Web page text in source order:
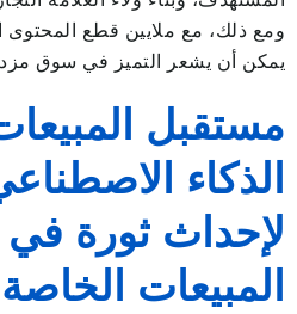
ومع ذلك، مع ملايين قطع المحتوى
يمكن أن يشعر التميز في سوق
مستقبل
الذكاء
لإحداث ثورة في
المبيعات